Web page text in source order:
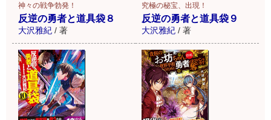
神々の戦争勃発！
反逆の勇者と道具袋８
大沢雅紀 / 著
究極の秘宝、出現！
反逆の勇者と道具袋９
大沢雅紀 / 著